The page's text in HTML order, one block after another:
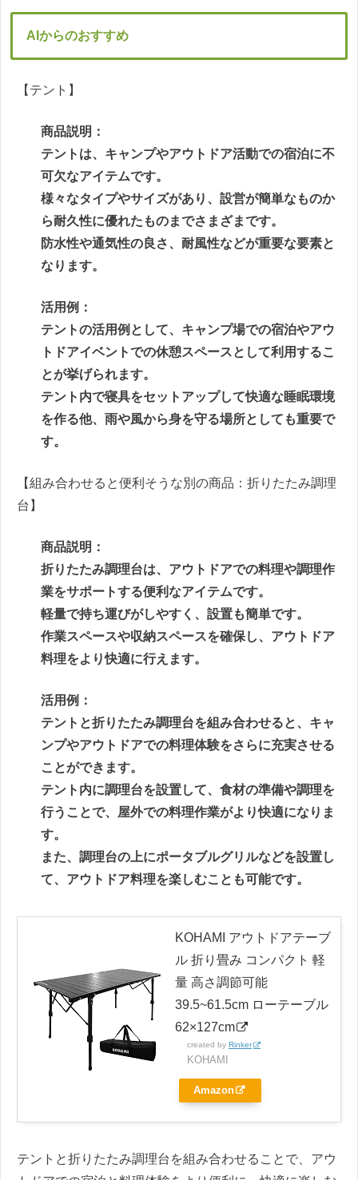
AIからのおすすめ
【テント】
商品説明：
テントは、キャンプやアウトドア活動での宿泊に不
可欠なアイテムです。
様々なタイプやサイズがあり、設営が簡単なものか
ら耐久性に優れたものまでさまざまです。
防水性や通気性の良さ、耐風性などが重要な要素と
なります。
活用例：
テントの活用例として、キャンプ場での宿泊やアウ
トドアイベントでの休憩スペースとして利用するこ
とが挙げられます。
テント内で寝具をセットアップして快適な睡眠環境
を作る他、雨や風から身を守る場所としても重要で
す。
【組み合わせると便利そうな別の商品：折りたたみ調理
台】
商品説明：
折りたたみ調理台は、アウトドアでの料理や調理作
業をサポートする便利なアイテムです。
軽量で持ち運びがしやすく、設置も簡単です。
作業スペースや収納スペースを確保し、アウトドア
料理をより快適に行えます。
活用例：
テントと折りたたみ調理台を組み合わせると、キャ
ンプやアウトドアでの料理体験をさらに充実させる
ことができます。
テント内に調理台を設置して、食材の準備や調理を
行うことで、屋外での料理作業がより快適になりま
す。
また、調理台の上にポータブルグリルなどを設置し
て、アウトドア料理を楽しむことも可能です。
KOHAMI アウトドアテーブ
ル 折り畳み コンパクト 軽
量 高さ調節可能
39.5~61.5cm ローテーブル
62×127cm
created by Rinker
KOHAMI
Amazon
テントと折りたたみ調理台を組み合わせることで、アウ